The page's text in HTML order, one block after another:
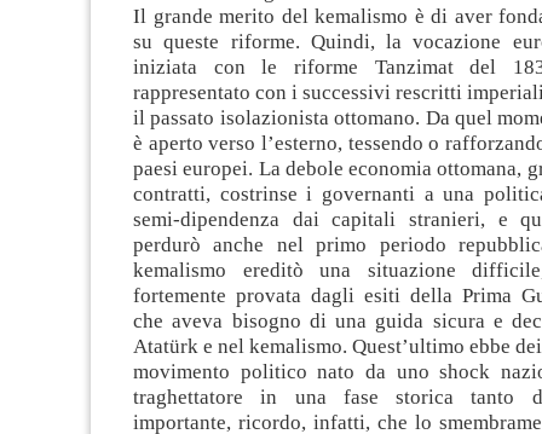
Il grande merito del kemalismo è di aver
su queste riforme. Quindi, la vocazione
iniziata con le riforme Tanzimat del
rappresentato con i successivi rescritti
il passato isolazionista ottomano. Da quel
è aperto verso l’esterno, tessendo o
paesi europei. La debole economia ottomana,
contratti, costrinse i governanti a una
semi-dipendenza dai capitali stranieri, e
perdurò anche nel primo periodo
kemalismo ereditò una situazione
fortemente provata dagli esiti della Prima
che aveva bisogno di una guida sicura e
Atatürk e nel kemalismo. Quest’ultimo ebbe
movimento politico nato da uno shock
traghettatore in una fase storica tanto
importante, ricordo, infatti, che lo